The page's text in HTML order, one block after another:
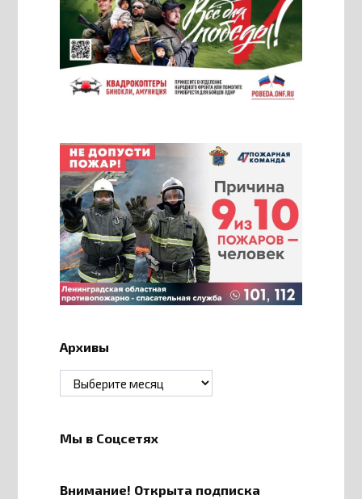
Архивы
Архивы
Мы в Соцсетях
Внимание! Открыта подписка